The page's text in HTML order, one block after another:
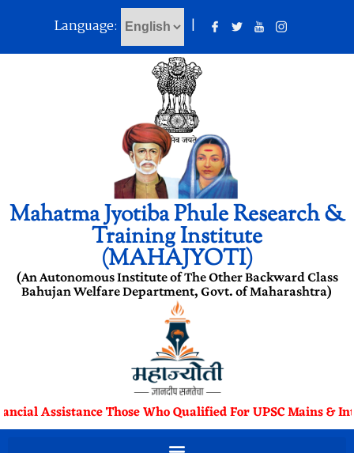
Language: |
Mahatma Jyotiba Phule Research &
Training Institute
(MAHAJYOTI)
(An Autonomous Institute of The Other Backward Class
Bahujan Welfare Department, Govt. of Maharashtra)
Assistance Those Who Qualified For UPSC Mains &